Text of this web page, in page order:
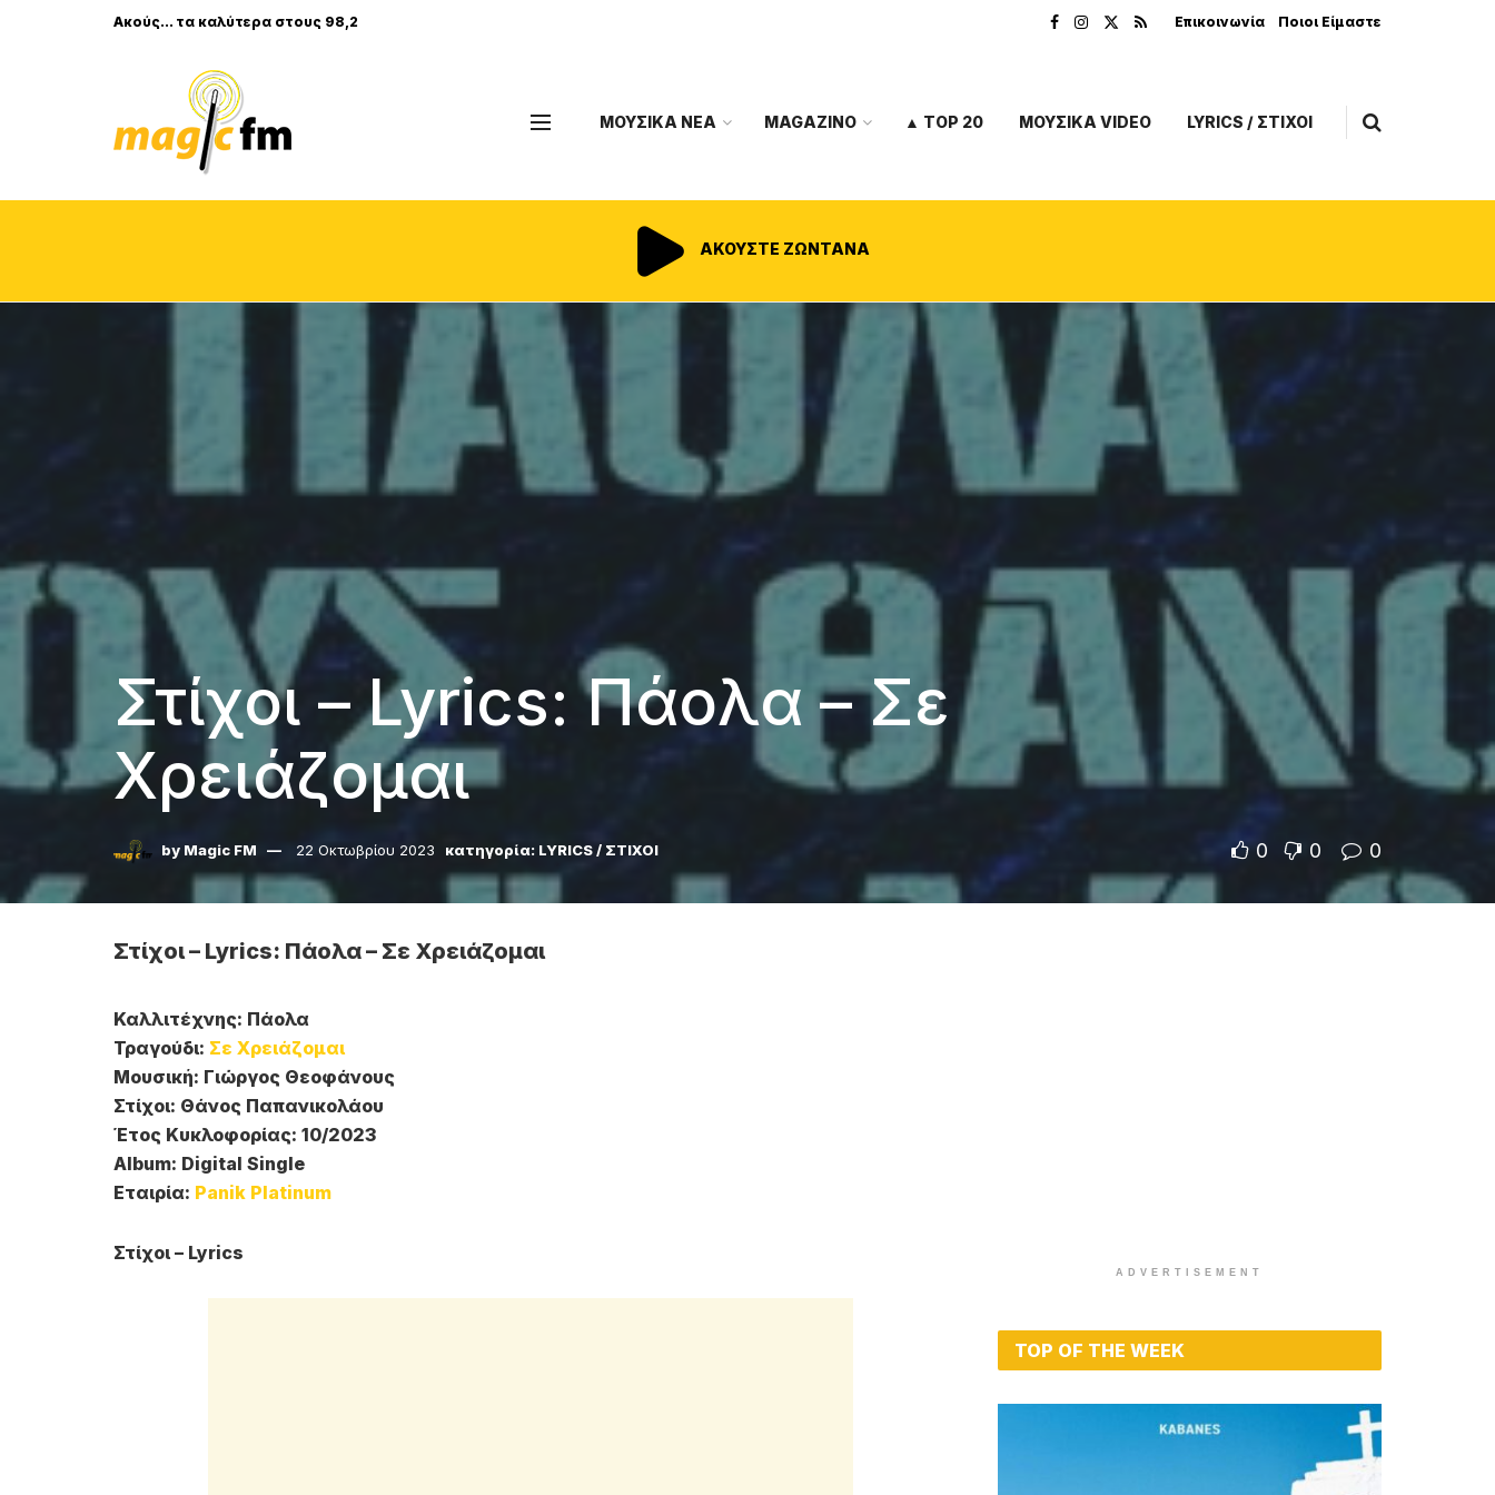
Ακούς... τα καλύτερα στους 98,2 Επικοινωνία Ποιοι Είμαστε
ΜΟΥΣΙΚΑ ΝΕΑ MAGAZINO ▲ TOP 20 ΜΟΥΣΙΚΑ VIDEO LYRICS / ΣΤΙΧΟΙ
ΑΚΟΥΣΤΕ ΖΩΝΤΑΝΑ
Στίχοι – Lyrics: Πάολα – Σε
Χρειάζομαι
by Magic FM 22 Οκτωβρίου 2023 κατηγορία: LYRICS / ΣΤΙΧΟΙ 0 0 0
Στίχοι – Lyrics: Πάολα – Σε Χρειάζομαι
Καλλιτέχνης: Πάολα
Τραγούδι: Σε Χρειάζομαι
Μουσική: Γιώργος Θεοφάνους
Στίχοι: Θάνος Παπανικολάου
Έτος Κυκλοφορίας: 10/2023
Album: Digital Single
Εταιρία: Panik Platinum
Στίχοι – Lyrics
ADVERTISEMENT
TOP OF THE WEEK